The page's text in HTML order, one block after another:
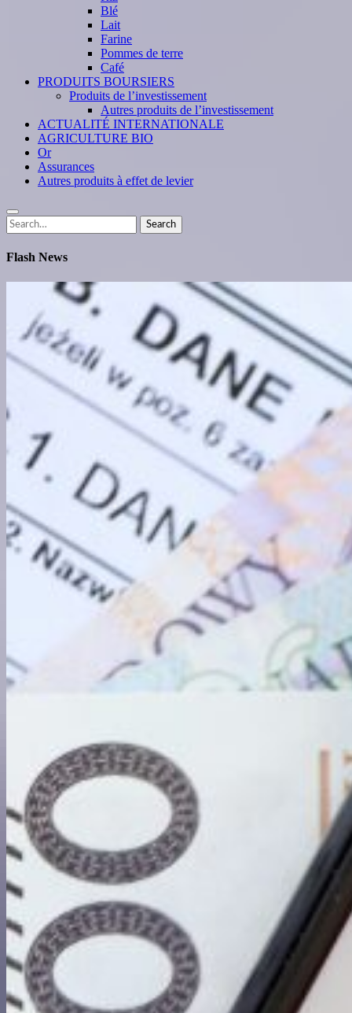
Blé
Lait
Farine
Pommes de terre
Café
PRODUITS BOURSIERS
Produits de l’investissement
Autres produits de l’investissement
ACTUALITÉ INTERNATIONALE
AGRICULTURE BIO
Or
Assurances
Autres produits à effet de levier
Search
for:
Search
Flash News